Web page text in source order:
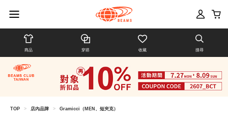
商品 穿搭 收藏 搜尋
TOP > 店內品牌 > Gramicci（MEN、短夾克）